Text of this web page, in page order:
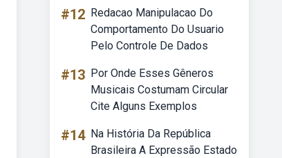
#12 Redacao Manipulacao Do
Comportamento Do Usuario
Pelo Controle De Dados
#13 Por Onde Esses Gêneros
Musicais Costumam Circular
Cite Alguns Exemplos
#14 Na História Da República
Brasileira A Expressão Estado